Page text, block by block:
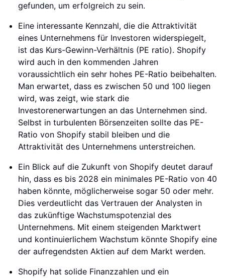
gefunden, um erfolgreich zu sein.
Eine interessante Kennzahl, die die Attraktivität
eines Unternehmens für Investoren widerspiegelt,
ist das Kurs-Gewinn-Verhältnis (PE ratio). Shopify
wird auch in den kommenden Jahren
voraussichtlich ein sehr hohes PE-Ratio beibehalten.
Man erwartet, dass es zwischen 50 und 100 liegen
wird, was zeigt, wie stark die
Investorenerwartungen an das Unternehmen sind.
Selbst in turbulenten Börsenzeiten sollte das PE-
Ratio von Shopify stabil bleiben und die
Attraktivität des Unternehmens unterstreichen.
Ein Blick auf die Zukunft von Shopify deutet darauf
hin, dass es bis 2028 ein minimales PE-Ratio von 40
haben könnte, möglicherweise sogar 50 oder mehr.
Dies verdeutlicht das Vertrauen der Analysten in
das zukünftige Wachstumspotenzial des
Unternehmens. Mit einem steigenden Marktwert
und kontinuierlichem Wachstum könnte Shopify eine
der aufregendsten Aktien auf dem Markt werden.
Shopify hat solide Finanzzahlen und ein